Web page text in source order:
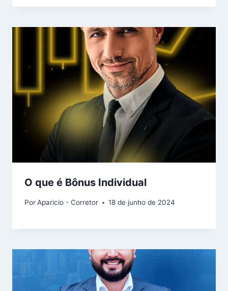
O que é Bônus Individual
PorAparicio - Corretor 18 de junho de 2024